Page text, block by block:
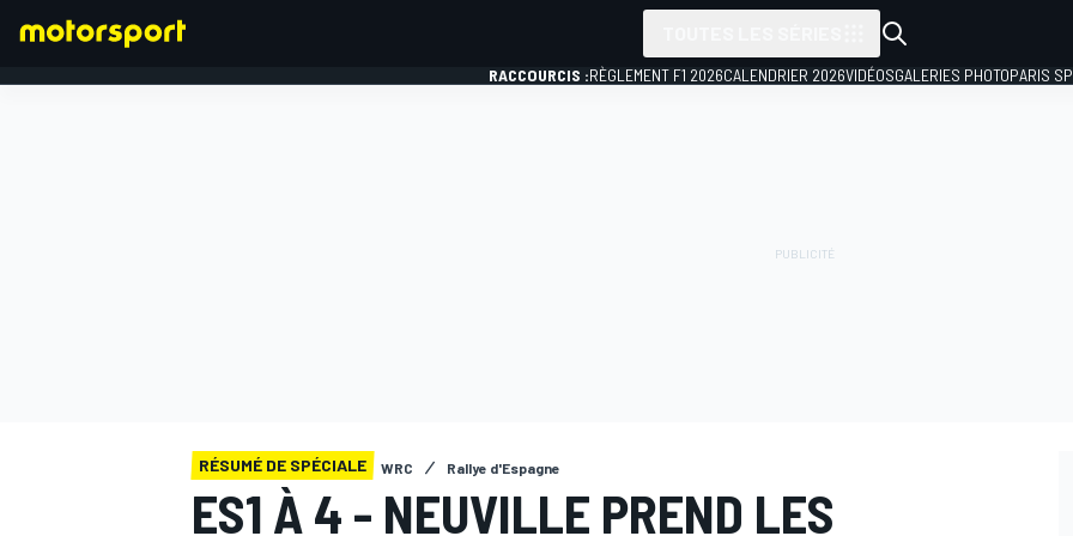
RACCOURCIS :RÈGLEMENT F1 2026CALENDRIER 2026VIDÉOSGALERIES PHOTOPARIS
RÉSUMÉ DE SPÉCIALE WRC Rallye d'Espagne
ES1 À 4 - NEUVILLE PREND LES